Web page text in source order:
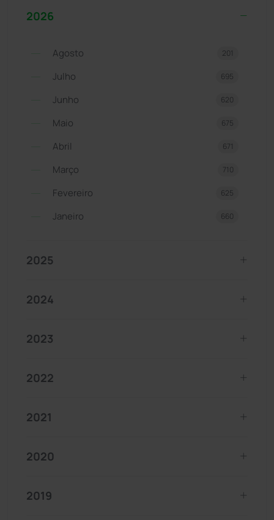
2026
Agosto 201
Julho 695
Junho 620
Maio 675
Abril 671
Março 710
Fevereiro 625
Janeiro 660
2025
2024
2023
2022
2021
2020
2019